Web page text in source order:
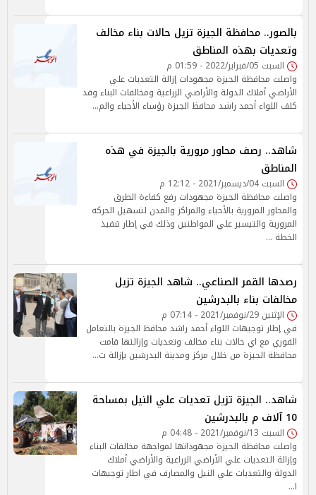
بالصور.. محافظة الجيزة تزيل حالات بناء مخالف
وتعديات بهذه المناطق
السبت 05/فبراير/2022 - 01:59 م
واصلت محافظة الجيزة مجهودات إزالة التعديات علي
الأراضي أملاك الدولة والأراضي الزراعية ومخالفات البناء وقد
كلف اللواء أحمد راشد محافظ الجيزة رؤساء الأحياء والم…
شاهد.. رصف محاور مرورية بالجيزة في هذه
المناطق
السبت 04/ديسمبر/2021 - 12:12 م
واصلت محافظة الجيزة مجهودات رفع كفاءة الطرق
والمحاور المرورية بالأحياء والمراكز والمدن لتسهيل الحركه
المرورية والتيسير علي المواطنين وذلك في إطار تنفيذ
الخطة …
رصدها القمر الصناعي.. شاهد الجيزة تزيل
مخالفات بناء بالبدرشين
الإثنين 29/نوفمبر/2021 - 07:14 م
في إطار توجيهات اللواء أحمد راشد محافظ الجيزة بالتعامل
الفوري مع اي حالات بناء مخالف وتعديات وإزالتها قامت
محافظة الجيزة من خلال مركز ومدينة البدرشين بإزالة ت…
شاهد.. الجيزة تزيل تعديات علي النيل بمساحة
10 آلاف م بالبدرشين
السبت 13/نوفمبر/2021 - 04:48 م
واصلت محافظة الجيزة مجهوداتها لمواجهة مخالفات البناء
وإزالة التعديات علي الأراضي الزراعية والأراضي أملاك
الدولة والتعديات علي النيل والمصارف في اطار توجيهات
ا…